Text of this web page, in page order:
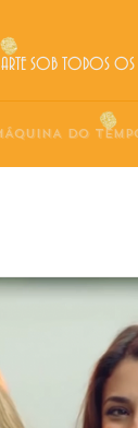
SOB TODOS OS
DO